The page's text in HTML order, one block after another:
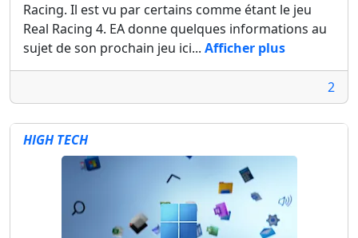
Racing. Il est vu par certains comme étant le jeu
Real Racing 4. EA donne quelques informations au
sujet de son prochain jeu ici... Afficher plus
2
HIGH TECH